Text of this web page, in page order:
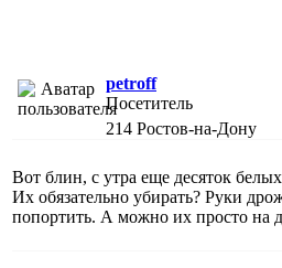
petroff
Посетитель
214 Ростов-на-Дону
Вот блин, с утра еще десяток
Их обязательно убирать? Руки
попортить. А можно их просто на